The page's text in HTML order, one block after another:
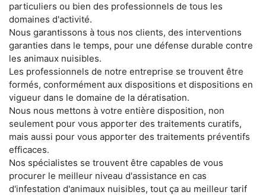
particuliers ou bien des professionnels de tous les
domaines d'activité.
Nous garantissons à tous nos clients, des interventions
garanties dans le temps, pour une défense durable contre
les animaux nuisibles.
Les professionnels de notre entreprise se trouvent être
formés, conformément aux dispositions et dispositions en
vigueur dans le domaine de la dératisation.
Nous nous mettons à votre entière disposition, non
seulement pour vous apporter des traitements curatifs,
mais aussi pour vous apporter des traitements préventifs
efficaces.
Nos spécialistes se trouvent être capables de vous
procurer le meilleur niveau d'assistance en cas
d'infestation d'animaux nuisibles, tout ça au meilleur tarif